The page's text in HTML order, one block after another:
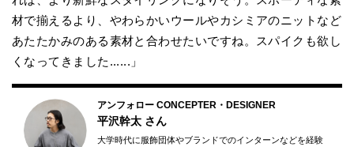
材で揃えるより、やわらかいウールやカシミアのニットなど
あたたかみのある素材と合わせたいですね。スパイクも欲し
くなってきました......」
アンフォロー CONCEPTER・DESIGNER
平沢幹太 さん
大学時代に服飾団体やブランドでのインターンなどを経験